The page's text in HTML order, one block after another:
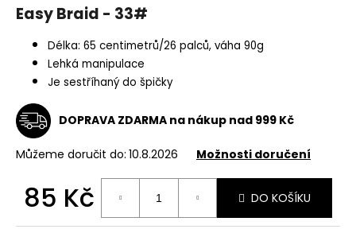
Easy Braid - 33#
Délka: 65 centimetrů/26 palců, váha 90g
Lehká manipulace
Je sestříhaný do špičky
DOPRAVA ZDARMA na nákup nad 999 Kč
Můžeme doručit do: 10.8.2026 Možnosti doručení
85 Kč DO KOŠÍKU
a
?
HLEDAT